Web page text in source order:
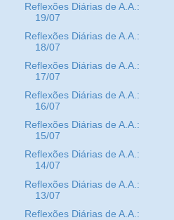
Reflexões Diárias de A.A.:
19/07
Reflexões Diárias de A.A.:
18/07
Reflexões Diárias de A.A.:
17/07
Reflexões Diárias de A.A.:
16/07
Reflexões Diárias de A.A.:
15/07
Reflexões Diárias de A.A.:
14/07
Reflexões Diárias de A.A.:
13/07
Reflexões Diárias de A.A.: